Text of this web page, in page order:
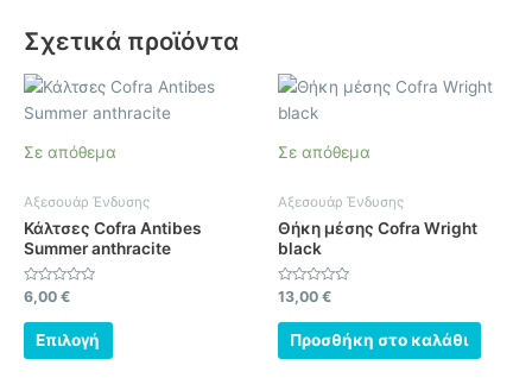
Σχετικά προϊόντα
Σε απόθεμα
Αξεσουάρ Ένδυσης
Κάλτσες Cofra Antibes
Summer anthracite
Βαθμολογήθηκε
με
0
από
6,00 €
Επιλογή
Αυτό
το
έχει
παραλλαγές.
Οι
να
Σε απόθεμα
Αξεσουάρ Ένδυσης
Θήκη μέσης Cofra Wright
black
Βαθμολογήθηκε
με
0
από
13,00 €
Προσθήκη στο καλάθι